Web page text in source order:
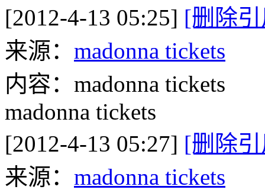
[2012-4-13 05:25] [删除
来源： madonna tickets
内容：madonna tickets
madonna tickets
[2012-4-13 05:27] [删除
来源： madonna tickets